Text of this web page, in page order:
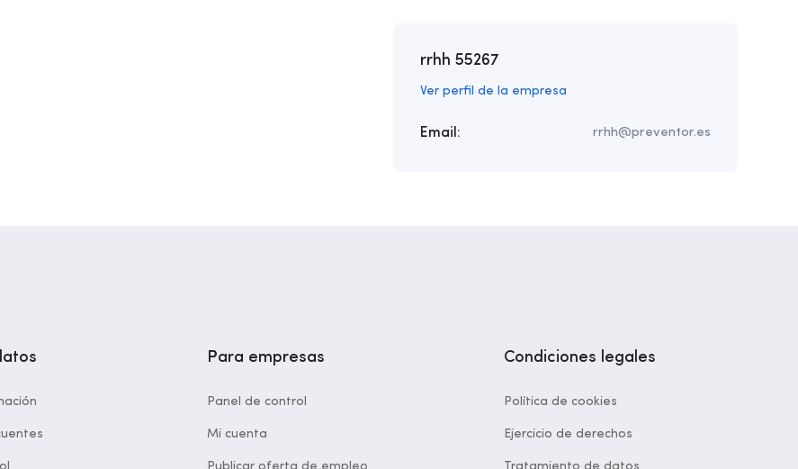
rrhh 55267
Ver perfil de la empresa
Email: rrhh@preventor.es
Para empresas
Panel de control
Mi cuenta
Publicar oferta de empleo
Condiciones legales
Política de cookies
Ejercicio de derechos
Tratamiento de datos